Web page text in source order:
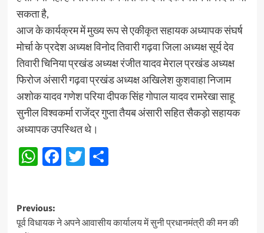
सकता है,
आज के कार्यक्रम में मुख्य रूप से एकीकृत सहायक अध्यापक संघर्ष
मोर्चा के प्रदेश अध्यक्ष विनोद तिवारी गढ़वा जिला अध्यक्ष सूर्य देव
तिवारी चिनिया प्रखंड अध्यक्ष रंजीत यादव मेराल प्रखंड अध्यक्ष
फिरोज अंसारी गढ़वा प्रखंड अध्यक्ष अखिलेश कुशवाहा निजाम
अशोक यादव गणेश परिया दीपक सिंह गोपाल यादव रामरेखा साहू
सुनील विश्वकर्मा राजेंद्र गुप्ता तैयब अंसारी सहित सैकड़ो सहायक
अध्यापक उपस्थित थे।
WhatsApp
Facebook
Twitter
Share
Post
Previous:
पूर्व विधायक ने अपने आवासीय कार्यालय में सुनी प्रधानमंत्री की मन की